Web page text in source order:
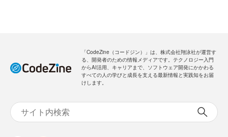
「CodeZine（コードジン）」は、株式会社翔泳社が運営す
る、開発者のための情報メディアです。テクノロジー入門
からAI活用、キャリアまで、ソフトウェア開発にかかわる
すべての人の学びと成長を支える最新情報と実践知をお届
けします。